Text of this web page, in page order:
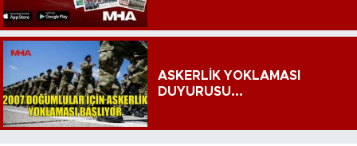
ASKERLİK YOKLAMASI
DUYURUSU...